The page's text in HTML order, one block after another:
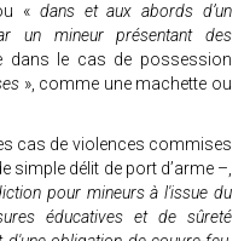
« dans et aux abords d’un
un mineur présentant des
dans le cas de possession
», comme une machette ou
cas de violences commises
simple délit de port d’arme –,
pour mineurs à l'issue du
éducatives et de sûreté